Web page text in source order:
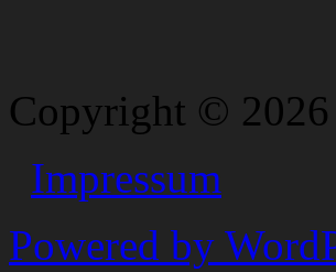
Copyright ©
Impressum
Powered by